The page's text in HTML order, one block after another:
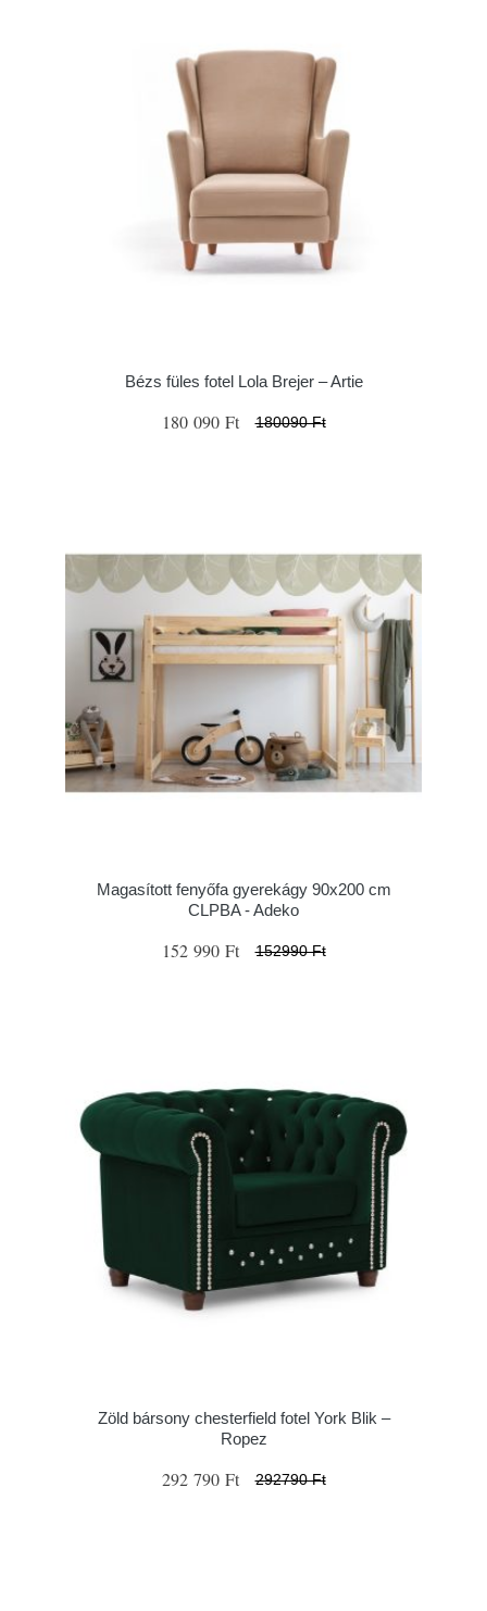
Bézs füles fotel Lola Brejer – Artie
180 090 Ft 180090 Ft
Magasított fenyőfa gyerekágy 90x200 cm
CLPBA - Adeko
152 990 Ft 152990 Ft
Zöld bársony chesterfield fotel York Blik –
Ropez
292 790 Ft 292790 Ft